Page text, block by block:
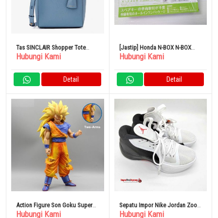
Tas SINCLAIR Shopper Tote
Small/Michael Kors
Hubungi Kami
Detail
[Jastip] Honda N-BOX N-BOX
Custom TE-W73HG Engine
Hubungi Kami
Detail
Action Figure Son Goku Super
Saiyan 3 Dragon Ball Panjang
Hubungi Kami
Sepatu Impor Nike Jordan Zoom
Separate Original
Hubungi Kami